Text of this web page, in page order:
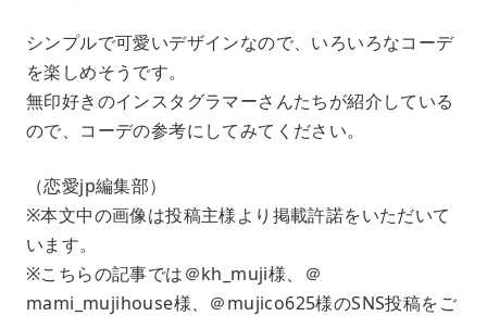
シンプルで可愛いデザインなので、いろいろなコーデ
を楽しめそうです。
無印好きのインスタグラマーさんたちが紹介している
ので、コーデの参考にしてみてください。
（恋愛jp編集部）
※本文中の画像は投稿主様より掲載許諾をいただいて
います。
※こちらの記事では＠kh_muji様、＠
mami_mujihouse様、＠mujico625様のSNS投稿をご